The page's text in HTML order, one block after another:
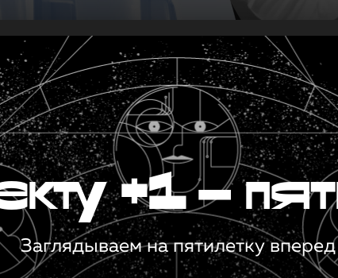
+1 —
Заглядываем на пятилетку вперед